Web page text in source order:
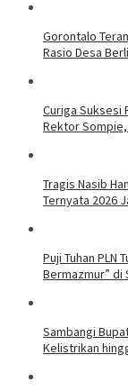
Gorontalo
Rasio Desa
Curiga Suksesi
Rektor
Tragis Nasib
Ternyata 2026
Puji Tuhan PLN
Bermazmur” di
Sambangi
Kelistrikan